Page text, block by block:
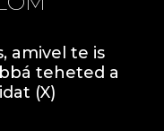
amivel te is
teheted a
(X)